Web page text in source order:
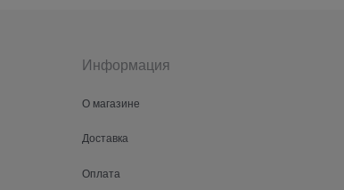
Информация
О магазине
Доставка
Оплата